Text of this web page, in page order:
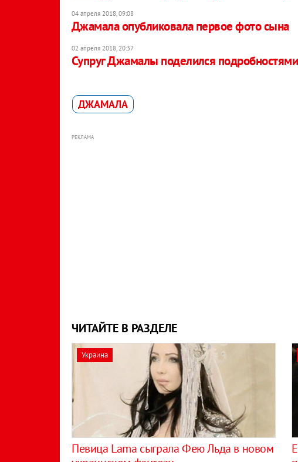
04 апреля 2018, 09:08
Джамала опубликовала первое фото сына
02 апреля 2018, 20:37
Супруг Джамалы поделился
ДЖАМАЛА
РЕКЛАМА
ЧИТАЙТЕ В РАЗДЕЛЕ
Украина
Певица Lama сыграла Фею Льда в новом